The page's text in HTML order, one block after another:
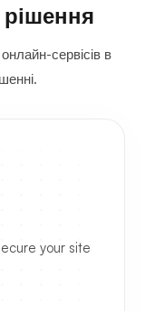
сервісів в
your site